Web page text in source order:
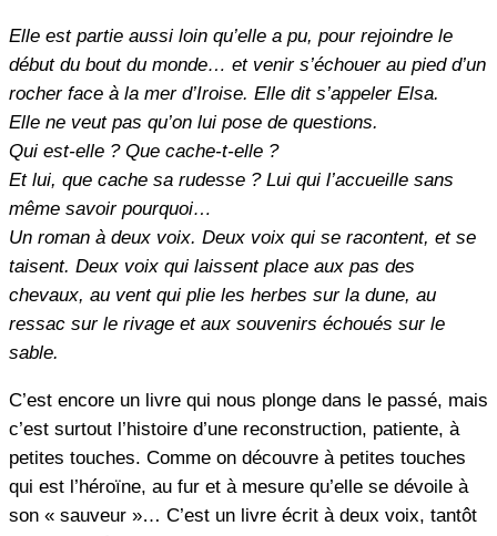
Elle est partie aussi loin qu’elle a pu, pour rejoindre le
début du bout du monde… et venir s’échouer au pied d’un
rocher face à la mer d’Iroise. Elle dit s’appeler Elsa.
Elle ne veut pas qu’on lui pose de questions.
Qui est-elle ? Que cache-t-elle ?
Et lui, que cache sa rudesse ? Lui qui l’accueille sans
même savoir pourquoi…
Un roman à deux voix. Deux voix qui se racontent, et se
taisent. Deux voix qui laissent place aux pas des
chevaux, au vent qui plie les herbes sur la dune, au
ressac sur le rivage et aux souvenirs échoués sur le
sable.
C’est encore un livre qui nous plonge dans le passé, mais
c’est surtout l’histoire d’une reconstruction, patiente, à
petites touches. Comme on découvre à petites touches
qui est l’héroïne, au fur et à mesure qu’elle se dévoile à
son « sauveur »… C’est un livre écrit à deux voix, tantôt